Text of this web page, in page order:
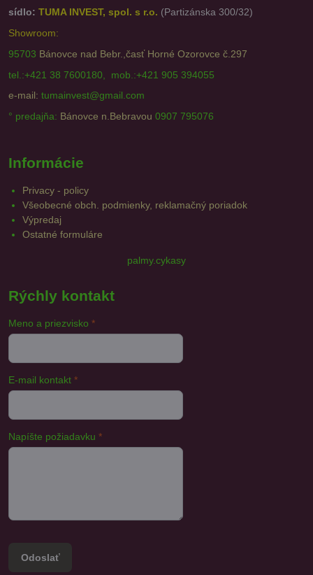
sídlo: TUMA INVEST, spol. s r.o. (Partizánska 300/32)
Showroom:
95703 Bánovce nad Bebr.,časť Horné Ozorovce č.297
tel.:+421 38 7600180, mob.:+421 905 394055
e-mail: tumainvest@gmail.com
° predajňa: Bánovce n.Bebravou 0907 795076
Informácie
Privacy - policy
Všeobecné obch. podmienky, reklamačný poriadok
Výpredaj
Ostatné formuláre
palmy.cykasy
Rýchly kontakt
Meno a priezvisko *
E-mail kontakt *
Napíšte požiadavku *
Odoslať